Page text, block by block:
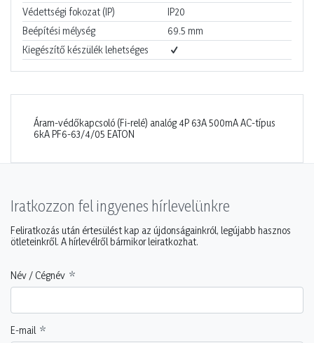
Védettségi fokozat (IP)
IP20
Beépítési mélység
69.5 mm
Kiegészítő készülék lehetséges
Áram-védőkapcsoló (Fi-relé) analóg 4P 63A 500mA AC-típus
6kA PF6-63/4/05 EATON
Iratkozzon fel ingyenes hírlevelünkre
Feliratkozás után értesülést kap az újdonságainkról, legújabb hasznos
ötleteinkről. A hírlevélről bármikor leiratkozhat.
Név / Cégnév
E-mail